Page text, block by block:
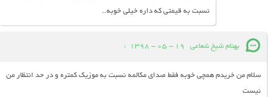
نسبت به قیمتی که داره خیلی خوبه..
بهنام شیخ شعاعی 19 - 05 - 1398
:
سلام من خریدم همچی خوبه فقط صدای مکالمه نسبت به موزیک کمتره و در حد انتظار من
نیست